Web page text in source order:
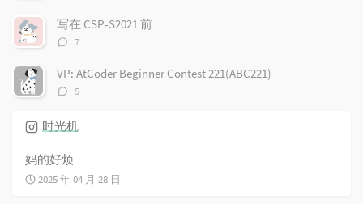
数：
写在 CSP-S2021 前
评
数：
7
VP: AtCoder Beginner Contest 221(ABC221)
评
5
时光机
妈的好烦
2025 年 04 月 28 日